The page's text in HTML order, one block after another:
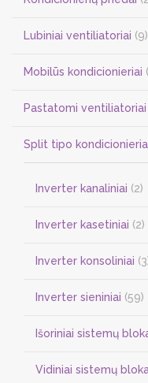
Lubiniai ventiliatoriai (9)
Mobilūs kondicionieriai
Pastatomi
Split tipo
Inverter kanaliniai (2)
Inverter kasetiniai (2)
Inverter konsoliniai
Inverter sieniniai (59)
Išoriniai sistemų
Vidiniai sistemų